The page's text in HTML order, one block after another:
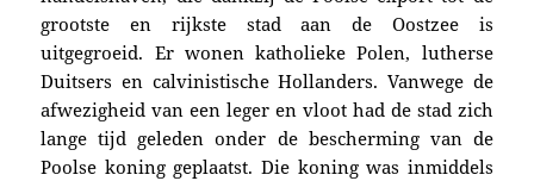
grootste en rijkste stad aan de Oostzee is
uitgegroeid. Er wonen katholieke Polen, lutherse
Duitsers en calvinistische Hollanders. Vanwege de
afwezigheid van een leger en vloot had de stad zich
lange tijd geleden onder de bescherming van de
Poolse koning geplaatst. Die koning was inmiddels